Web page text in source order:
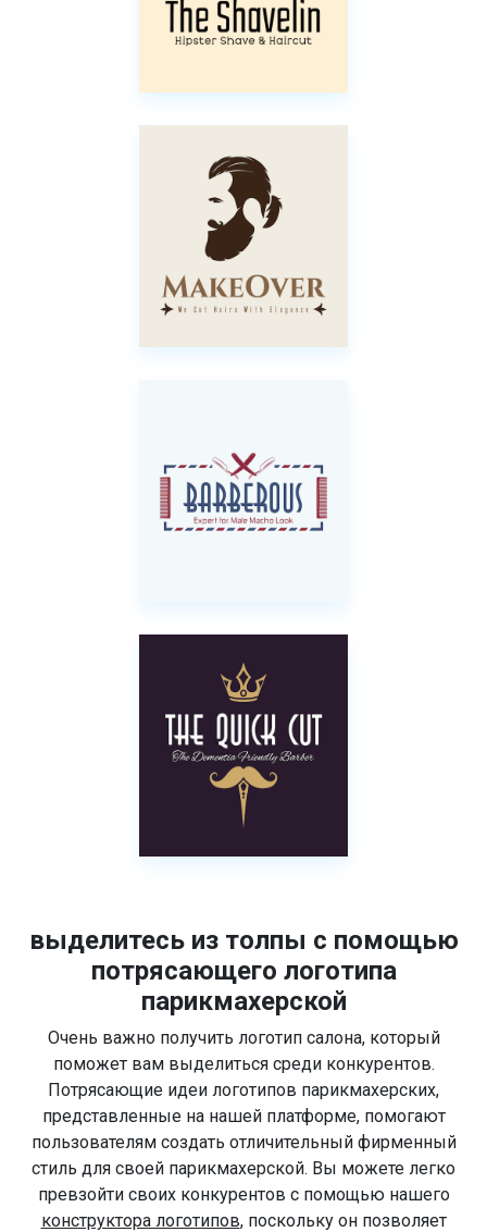
выделитесь из толпы с помощью
потрясающего логотипа
парикмахерской
Очень важно получить логотип салона, который
поможет вам выделиться среди конкурентов.
Потрясающие идеи логотипов парикмахерских,
представленные на нашей платформе, помогают
пользователям создать отличительный фирменный
стиль для своей парикмахерской. Вы можете легко
превзойти своих конкурентов с помощью нашего
конструктора логотипов, поскольку он позволяет